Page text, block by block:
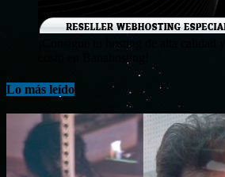
¡Consigue tu hosting de alta calidad y
costo en Banahosting!
Lo más leído